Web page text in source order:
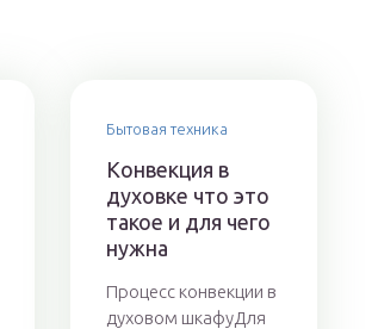
Бытовая техника
Конвекция в
духовке что это
такое и для чего
нужна
Процесс конвекции в
духовом шкафуДля